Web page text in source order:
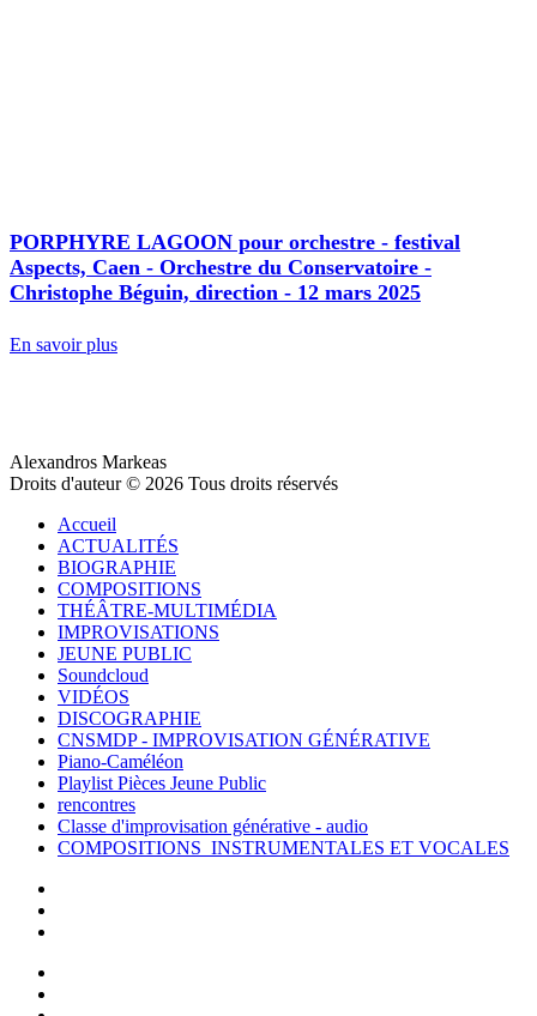
PORPHYRE LAGOON pour orchestre - festival
Aspects, Caen - Orchestre du Conservatoire -
Christophe Béguin, direction - 12 mars 2025
En savoir plus
Alexandros Markeas
Droits d'auteur © 2026 Tous droits réservés
Accueil
ACTUALITÉS
BIOGRAPHIE
COMPOSITIONS
THÉÂTRE-MULTIMÉDIA
IMPROVISATIONS
JEUNE PUBLIC
Soundcloud
VIDÉOS
DISCOGRAPHIE
CNSMDP - IMPROVISATION GÉNÉRATIVE
Piano-Caméléon
Playlist Pièces Jeune Public
rencontres
Classe d'improvisation générative - audio
COMPOSITIONS INSTRUMENTALES ET VOCALES